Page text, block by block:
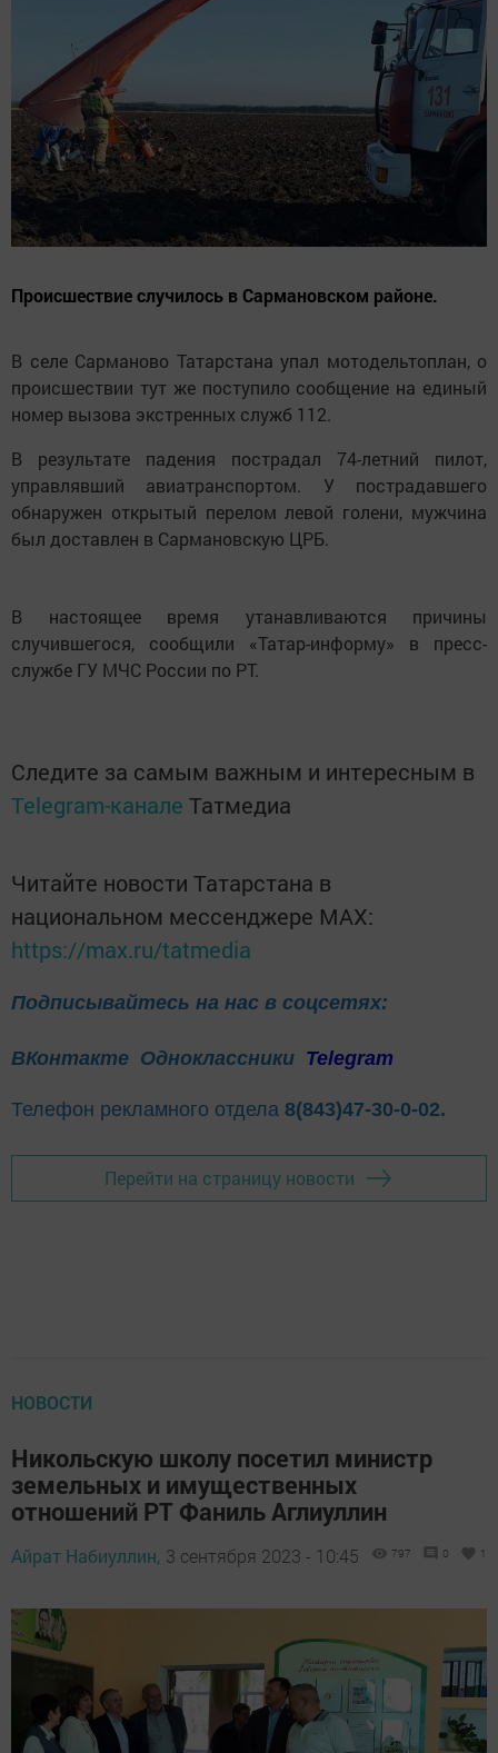
Происшествие случилось в Сармановском районе.
В селе Сарманово Татарстана упал мотодельтоплан, о
происшествии тут же поступило сообщение на единый
номер вызова экстренных служб 112.
В результате падения пострадал 74-летний пилот,
управлявший авиатранспортом. У пострадавшего
обнаружен открытый перелом левой голени, мужчина
был доставлен в Сармановскую ЦРБ.
В настоящее время утанавливаются причины
случившегося, сообщили «Татар-информу» в пресс-
службе ГУ МЧС России по РТ.
Следите за самым важным и интересным в
Telegram-канале Татмедиа
Читайте новости Татарстана в
национальном мессенджере MАХ:
https://max.ru/tatmedia
Подписывайтесь на нас в соцсетях:
ВКонтакте Одноклассники Telegram
Телефон рекламного отдела 8(843)47-30-0-02.
Перейти на страницу новости
НОВОСТИ
Никольскую школу посетил министр
земельных и имущественных
отношений РТ Фаниль Аглиуллин
Айрат Набиуллин, 3 сентября 2023 - 10:45 797 0 1